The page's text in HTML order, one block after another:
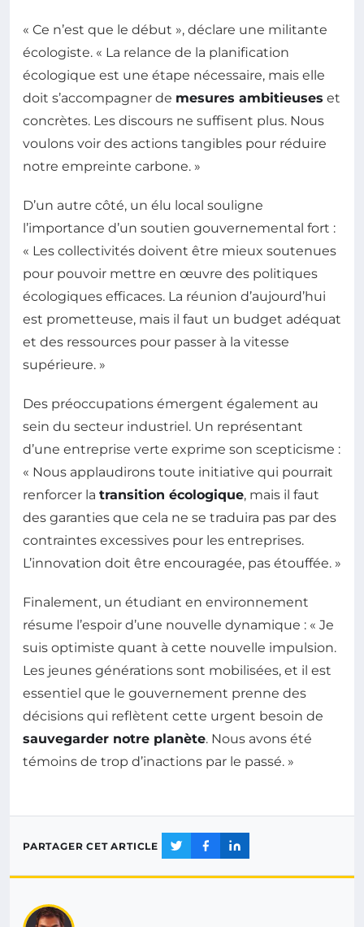
« Ce n’est que le début », déclare une militante
écologiste. « La relance de la planification
écologique est une étape nécessaire, mais elle
doit s’accompagner de mesures ambitieuses et
concrètes. Les discours ne suffisent plus. Nous
voulons voir des actions tangibles pour réduire
notre empreinte carbone. »
D’un autre côté, un élu local souligne
l’importance d’un soutien gouvernemental fort :
« Les collectivités doivent être mieux soutenues
pour pouvoir mettre en œuvre des politiques
écologiques efficaces. La réunion d’aujourd’hui
est prometteuse, mais il faut un budget adéquat
et des ressources pour passer à la vitesse
supérieure. »
Des préoccupations émergent également au
sein du secteur industriel. Un représentant
d’une entreprise verte exprime son scepticisme :
« Nous applaudirons toute initiative qui pourrait
renforcer la transition écologique, mais il faut
des garanties que cela ne se traduira pas par des
contraintes excessives pour les entreprises.
L’innovation doit être encouragée, pas étouffée. »
Finalement, un étudiant en environnement
résume l’espoir d’une nouvelle dynamique : « Je
suis optimiste quant à cette nouvelle impulsion.
Les jeunes générations sont mobilisées, et il est
essentiel que le gouvernement prenne des
décisions qui reflètent cette urgent besoin de
sauvegarder notre planète. Nous avons été
témoins de trop d’inactions par le passé. »
PARTAGER CET ARTICLE